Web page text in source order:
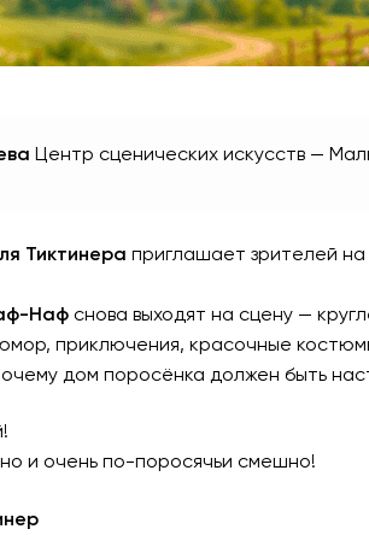
Центр сценических искусств —
Тиктинера приглашает зрителей
Нафснова выходят на сцену —
приключения, красочные
дом поросёнка должен быть
и очень по-поросячьи смешно!